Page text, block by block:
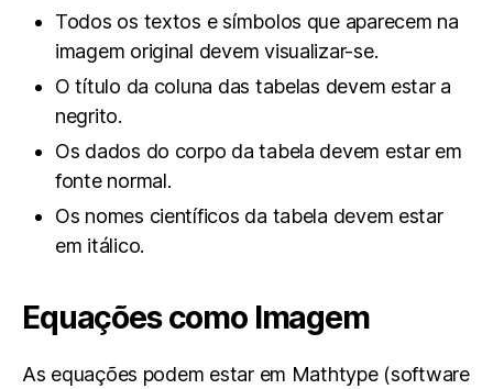
Todos os textos e símbolos que aparecem na
imagem original devem visualizar-se.
O título da coluna das tabelas devem estar a
negrito.
Os dados do corpo da tabela devem estar em
fonte normal.
Os nomes científicos da tabela devem estar
em itálico.
Equações como Imagem
As equações podem estar em Mathtype (software